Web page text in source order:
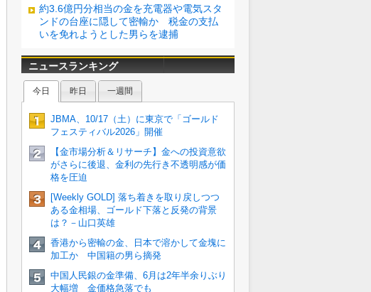
約3.6億円分相当の金を充電器や電気スタ
ンドの台座に隠して密輸か 税金の支払
いを免れようとした男らを逮捕